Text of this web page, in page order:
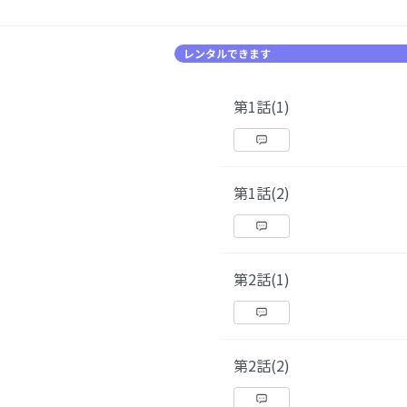
レンタルできます
第1話(1)
第1話(2)
第2話(1)
第2話(2)